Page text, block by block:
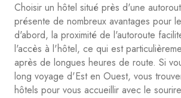
Choisir un hôtel situé près d'une
présente de nombreux avantages pour
d'abord, la proximité de l'autoroute
l'accès à l'hôtel, ce qui est
après de longues heures de route. Si
long voyage d'Est en Ouest, vous
hôtels pour vous accueillir avec le